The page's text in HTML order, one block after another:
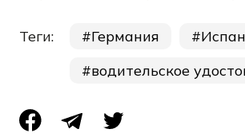
Теги: Германия
водительское